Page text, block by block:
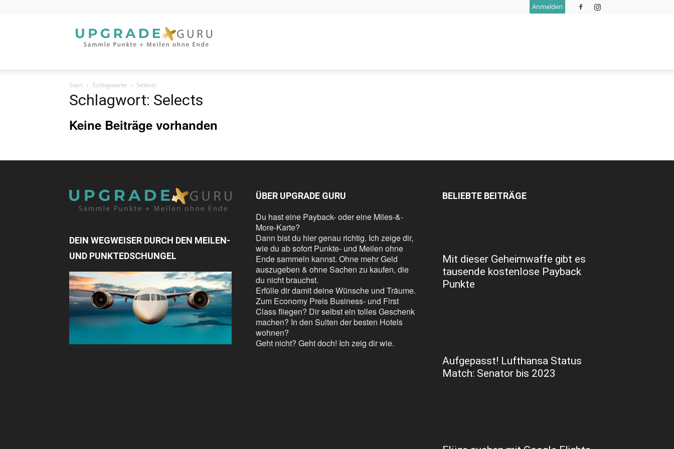
Anmelden
Guru
Start Schlagworte Selects
Schlagwort: Selects
Keine Beiträge vorhanden
DEIN WEGWEISER DURCH DEN MEILEN-
UND PUNKTEDSCHUNGEL
ÜBER UPGRADE GURU
Du hast eine Payback- oder eine Miles-&-
More-Karte?
Dann bist du hier genau richtig. Ich zeige dir,
wie du ab sofort Punkte- und Meilen ohne
Ende sammeln kannst. Ohne mehr Geld
auszugeben & ohne Sachen zu kaufen, die
du nicht brauchst.
Erfülle dir damit deine Wünsche und Träume.
Zum Economy Preis Business- und First
Class fliegen? Dir selbst ein tolles Geschenk
machen? In den Suiten der besten Hotels
wohnen?
Geht nicht? Geht doch! Ich zeig dir wie.
BELIEBTE BEITRÄGE
Mit dieser Geheimwaffe gibt es
tausende kostenlose Payback
Punkte
Aufgepasst! Lufthansa Status
Match: Senator bis 2023